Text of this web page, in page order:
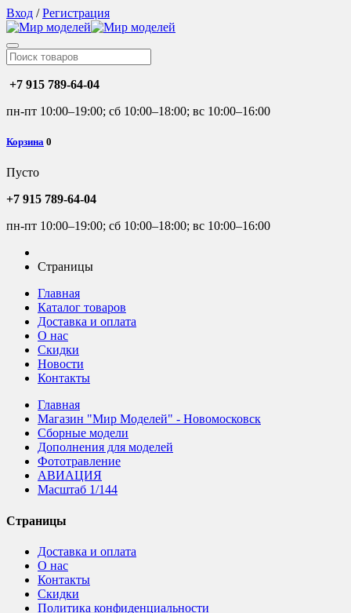
Вход /Регистрация
+7 915 789-64-04
пн-пт 10:00–19:00; сб 10:00–18:00; вс 10:00–16:00
Корзина 0
Пусто
+7 915 789-64-04
пн-пт 10:00–19:00; сб 10:00–18:00; вс 10:00–16:00
Страницы
Главная
Каталог товаров
Доставка и оплата
О нас
Скидки
Новости
Контакты
Главная
Магазин "Мир Моделей" - Новомосковск
Сборные модели
Дополнения для моделей
Фототравление
АВИАЦИЯ
Масштаб 1/144
Страницы
Доставка и оплата
О нас
Контакты
Скидки
Политика конфиденциальности